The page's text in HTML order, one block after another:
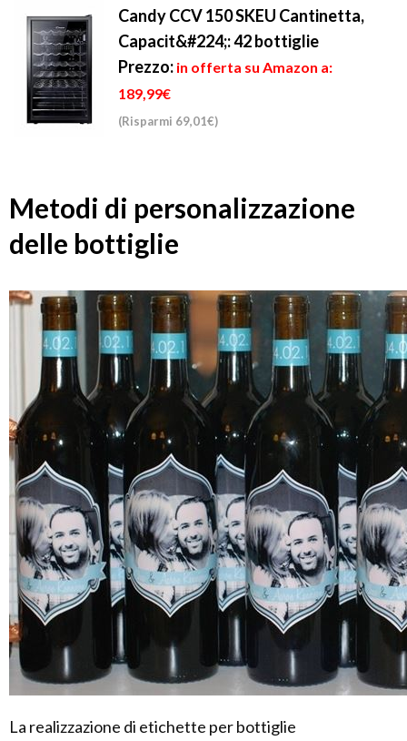
Candy CCV 150 SKEU Cantinetta,
Capacit&#224;: 42 bottiglie
Prezzo: in offerta su Amazon a:
189,99€
(Risparmi 69,01€)
Metodi di personalizzazione
delle bottiglie
La realizzazione di etichette per bottiglie